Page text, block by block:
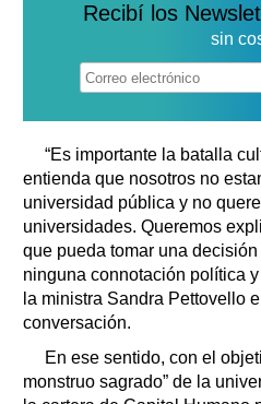
Recibí los
sin
“Es importante la batalla
entienda que nosotros no
universidad pública y no
universidades. Queremos
que pueda tomar una
ninguna connotación política
la ministra Sandra Pettovello
conversación.
En ese sentido, con el
monstruo sagrado” de la